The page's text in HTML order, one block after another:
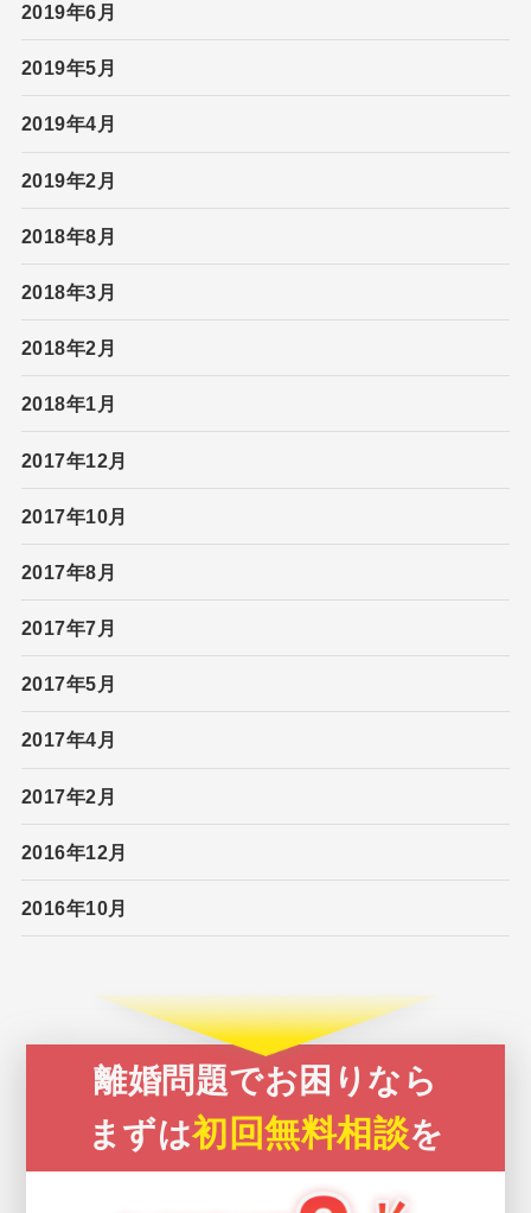
2019年6月
2019年5月
2019年4月
2019年2月
2018年8月
2018年3月
2018年2月
2018年1月
2017年12月
2017年10月
2017年8月
2017年7月
2017年5月
2017年4月
2017年2月
2016年12月
2016年10月
離婚問題でお困りなら
まずは初回無料相談を